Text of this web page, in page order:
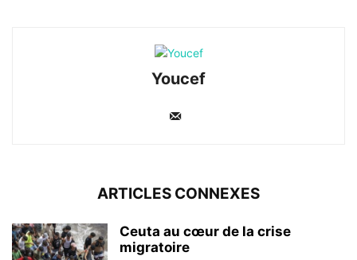
Youcef
ARTICLES CONNEXES
Ceuta au cœur de la crise
migratoire